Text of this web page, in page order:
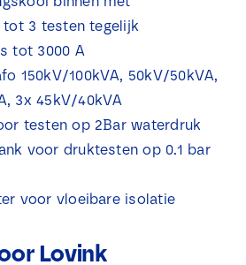
tot 3 testen tegelijk
tot 3000 A
150kV/100kVA, 50kV/50kVA,
3x 45kV/40kVA
testen op 2Bar waterdruk
voor druktesten op 0.1 bar
voor vloeibare isolatie
Lovink